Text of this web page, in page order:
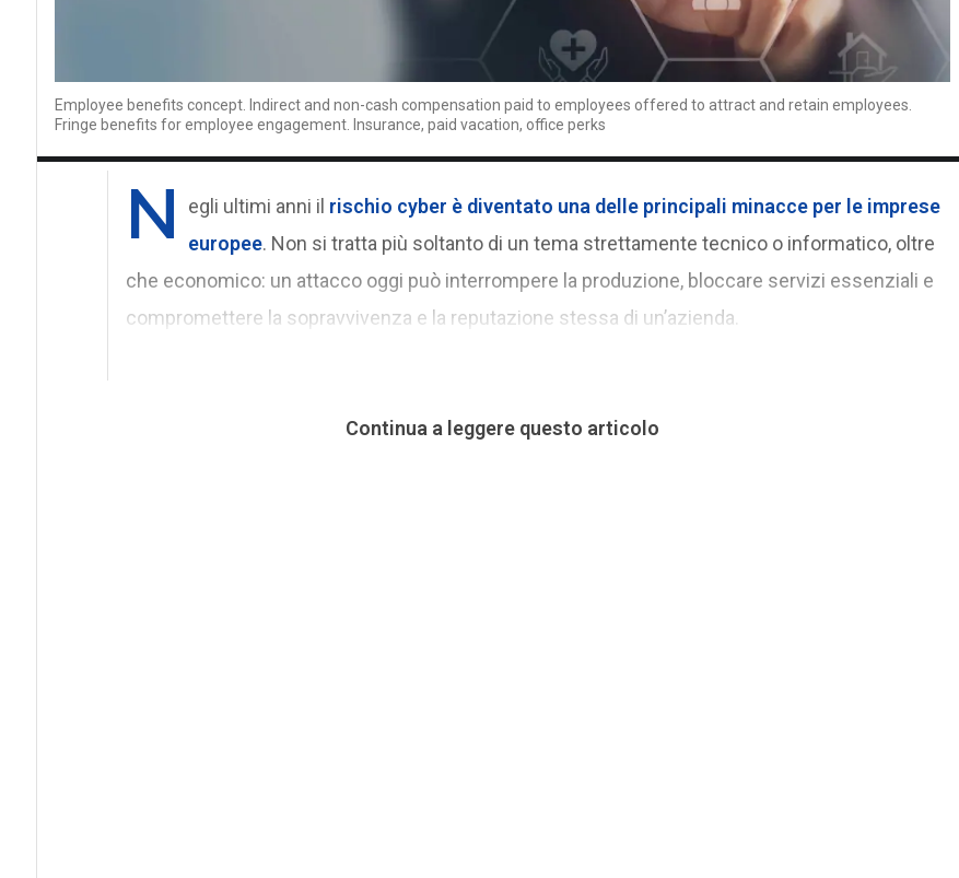
Employee benefits concept. Indirect and non-cash compensation paid to employees offered to attract and retain employees.
Fringe benefits for employee engagement. Insurance, paid vacation, office perks
N egli ultimi anni il rischio cyber è diventato una delle principali minacce per le imprese
europee. Non si tratta più soltanto di un tema strettamente tecnico o informatico, oltre
che economico: un attacco oggi può interrompere la produzione, bloccare servizi essenziali e
compromettere la sopravvivenza e la reputazione stessa di un’azienda.
Continua a leggere questo articolo